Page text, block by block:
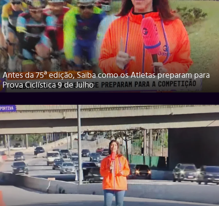
Antes da 75ª edição, Saiba como os Atletas preparam para
Prova Ciclística 9 de Julho